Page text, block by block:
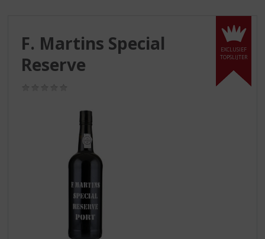
EXCLUSIEF
TOPSLIJTER
F. Martins Special
Reserve